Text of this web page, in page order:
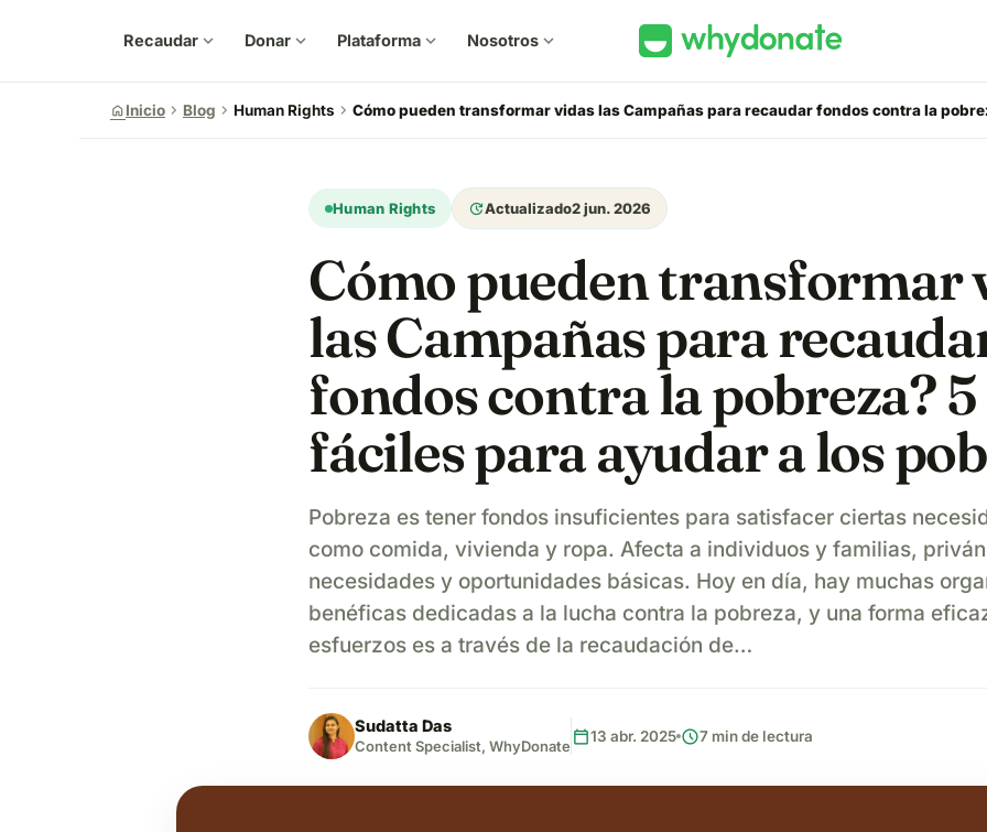
Recaudar expand_more Donar expand_more Plataforma expand_more Nosotros expand_more
homeInicio chevron_right Blog chevron_right Human Rights chevron_right Cómo pueden transformar vidas las Campañas para recaudar fondos contra la
Human Rights updateActualizado2 jun. 2026
Cómo pueden transformar
las Campañas para
fondos contra la pobreza? 5
fáciles para ayudar a los
Pobreza es tener fondos insuficientes para satisfacer ciertas
como comida, vivienda y ropa. Afecta a individuos y familias,
necesidades y oportunidades básicas. Hoy en día, hay muchas
benéficas dedicadas a la lucha contra la pobreza, y una forma
esfuerzos es a través de la recaudación de…
Sudatta Das
Content Specialist, WhyDonate calendar_today13 abr. 2025 schedule7 min de lectura